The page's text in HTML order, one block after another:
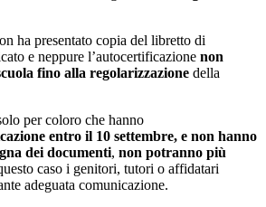
ha presentato copia del libretto di
e neppure l’autocertificazione non
fino alla regolarizzazione della
per coloro che hanno
entro il 10 settembre, e non hanno
dei documenti, non potranno più
caso i genitori, tutori o affidatari
adeguata comunicazione.